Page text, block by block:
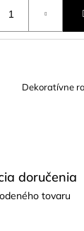
Dekoratívne
doručenia
tovaru